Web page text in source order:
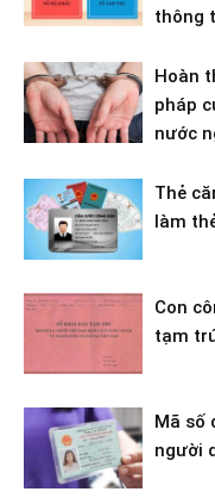
thông
Hoàn
pháp
nước
Thẻ
làm
Con
tạm
Mã số
người